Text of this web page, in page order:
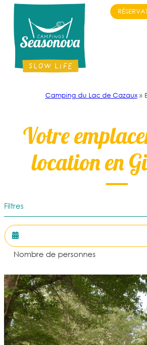
Aller
contenu
Camping du Lac de Cazaux»
Votre
location en
Filtres
Nombre de personnes